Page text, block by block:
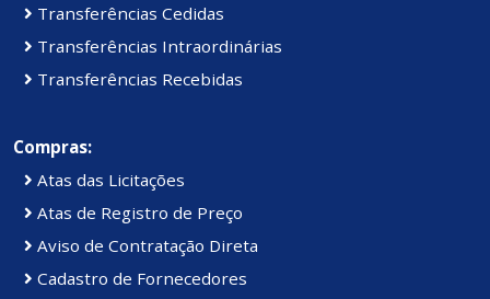
Transferências Cedidas
Transferências Intraordinárias
Transferências Recebidas
Compras:
Atas das Licitações
Atas de Registro de Preço
Aviso de Contratação Direta
Cadastro de Fornecedores